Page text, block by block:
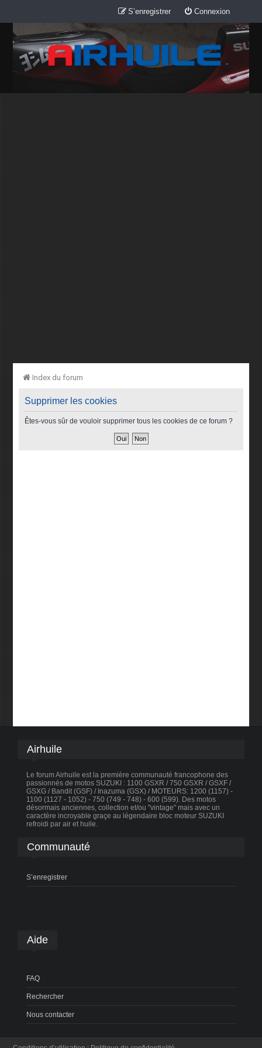
Connexion
S’enregistrer
Index du forum
Supprimer les cookies
Êtes-vous sûr de vouloir supprimer tous les cookies de ce forum ?
Airhuile
Le forum Airhuile est la première communauté francophone des
passionnés de motos SUZUKI : 1100 GSXR / 750 GSXR / GSXF /
GSXG / Bandit (GSF) / Inazuma (GSX) / MOTEURS: 1200 (1157) -
1100 (1127 - 1052) - 750 (749 - 748) - 600 (599). Des motos
désormais anciennes, collection et/ou "vintage" mais avec un
caractère incroyable graçe au légendaire bloc moteur SUZUKI
refroidi par air et huile.
Communauté
S’enregistrer
Aide
FAQ
Rechercher
Nous contacter